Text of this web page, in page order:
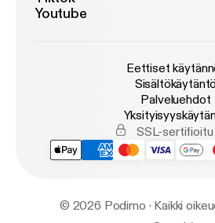
Youtube
Eettiset
Sisältökäytäntö
Palveluehdot
SSL-sertifioitu
© 2026 Podimo · Kaikki